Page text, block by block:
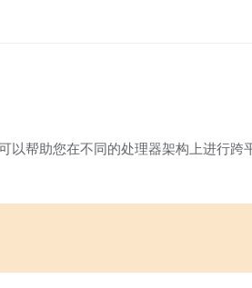
帮助您在不同的处理器架构上进行跨